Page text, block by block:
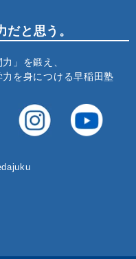
と思う。
力」を鍛え、
力を身につける早稲田塾